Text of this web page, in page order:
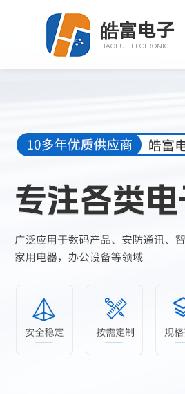
皓富电子
HAOFU ELECTRONIC